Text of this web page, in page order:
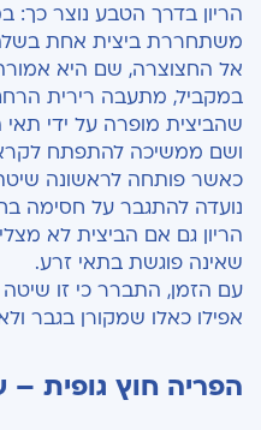
הריון בדרך הטבע נוצר כך:
משתחררת ביצית אחת
אל החצוצרה, שם היא
במקביל, מתעבה רירית
שהביצית מופרה על ידי
ושם ממשיכה להתפתח
כאשר פותחה לראשונה
נועדה להתגבר על חסימה
הריון גם אם הביצית לא
שאינה פוגשת בתאי זרע.
עם הזמן, התברר כי זו שיטה
אפילו כאלו שמקורן בגבר
הפריה חוץ גופית –